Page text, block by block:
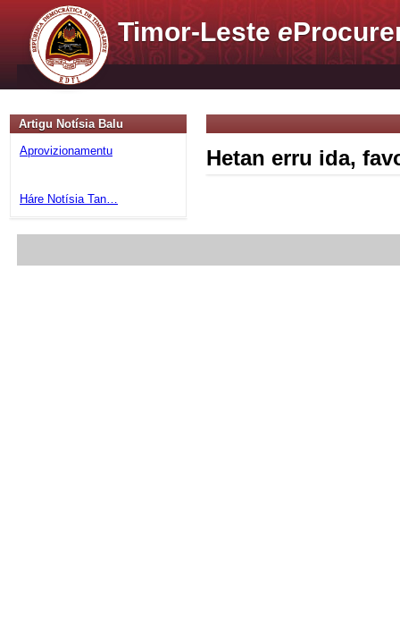
Timor-Lestee
Artigu Notísia Balu
Aprovizionamentu
Háre Notísia Tan…
Hetan erru ida,